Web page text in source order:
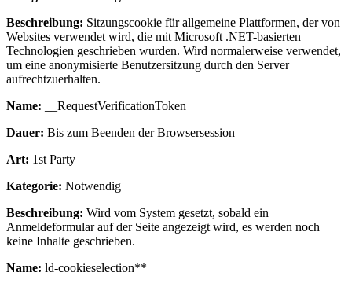
Beschreibung: Sitzungscookie für allgemeine Plattformen, der von
Websites verwendet wird, die mit Microsoft .NET-basierten
Technologien geschrieben wurden. Wird normalerweise verwendet,
um eine anonymisierte Benutzersitzung durch den Server
aufrechtzuerhalten.
Name: __RequestVerificationToken
Dauer: Bis zum Beenden der Browsersession
Art: 1st Party
Kategorie: Notwendig
Beschreibung: Wird vom System gesetzt, sobald ein
Anmeldeformular auf der Seite angezeigt wird, es werden noch
keine Inhalte geschrieben.
Name: ld-cookieselection**